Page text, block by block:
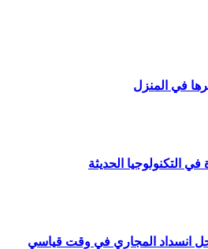
في المنزل
التكنولوجيا الحديثة
انسداد المجاري في وقت قياسي